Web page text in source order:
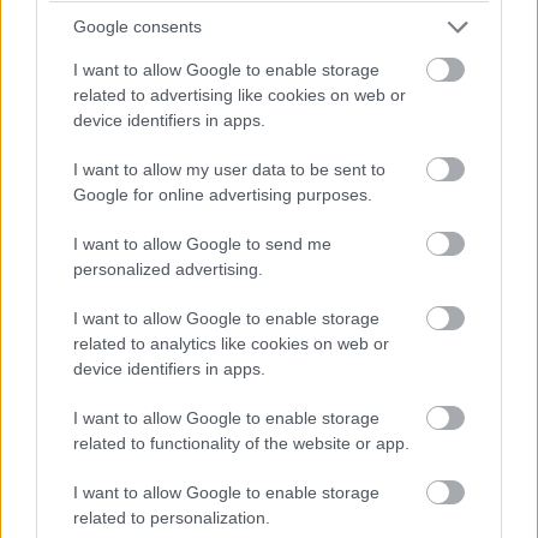
Google consents
I want to allow Google to enable storage
related to advertising like cookies on web or
device identifiers in apps.
I want to allow my user data to be sent to
Google for online advertising purposes.
I want to allow Google to send me
personalized advertising.
I want to allow Google to enable storage
related to analytics like cookies on web or
device identifiers in apps.
I want to allow Google to enable storage
related to functionality of the website or app.
I want to allow Google to enable storage
related to personalization.
τελικός και αυτό έγινε και με τις Ελβετίδες. Και
και ήρθαν δύο σχετικά άνετες νίκες».
Ξεπερνώντας και το εμπόδιο της Πφέφινγκερ ο
Ολυμπιακός φτάνει στα ημιτελικά, εκεί όπου ο
αντίπαλος ήταν η Κράσνονταρ. Μια ομάδα από
την Ρωσία που ως χώρα είναι πολλά επίπεδα
πάνω από την Ελλάδα, ωστόσο και πάλι
«Η αλήθεια είναι πως ξέρουμε όλοι το επίπεδο της
Ρωσίας στο βόλεϊ. Όλες οι ομάδες είναι δυνατές με
έμπειρες παίκτριες και κυρίως παίζουν σε ένα
πρωτάθλημα που κάθε αγώνας είναι ντέρμπι, σε
αντίθεση με εμάς εκείνα τα χρόνια που στο
πρωτάθλημα ήταν ελάχιστα τα δύσκολα παιχνίδια.